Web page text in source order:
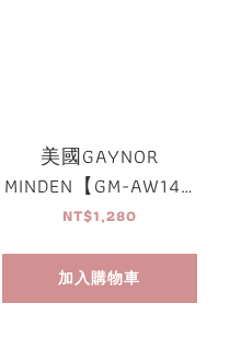
美國GAYNOR
MINDEN【GM-AW140
保暖長襪套】
NT$1,280
加入購物車